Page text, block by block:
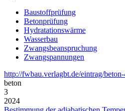
Baustoffprüfung
Betonprüfung
Hydratationswärme
Wasserbau
Zwangsbeanspruchung
Zwangspannungen
http://fwbau.verlagbt.de/eintrag/
beton
3
2024